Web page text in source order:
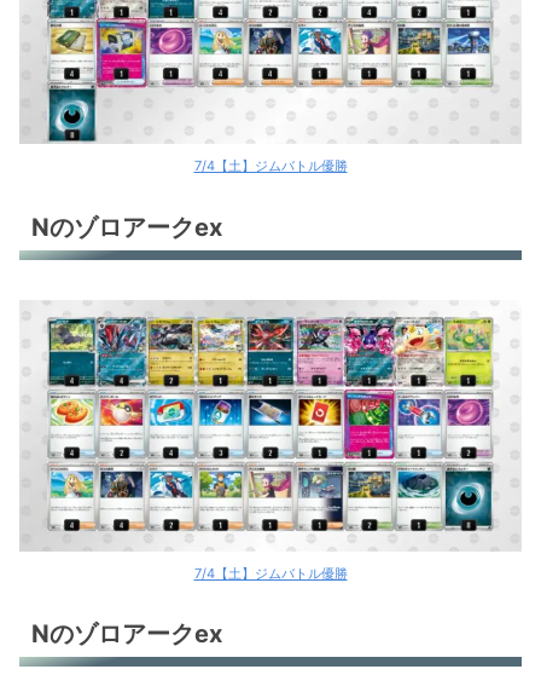
7/4【土】ジムバトル優勝
Nのゾロアークex
7/4【土】ジムバトル優勝
Nのゾロアークex